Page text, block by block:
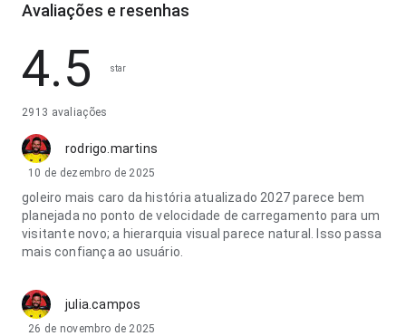
Avaliações e resenhas
4.5 star
2913 avaliações
rodrigo.martins
10 de dezembro de 2025
goleiro mais caro da história atualizado 2027 parece bem
planejada no ponto de velocidade de carregamento para um
visitante novo; a hierarquia visual parece natural. Isso passa
mais confiança ao usuário.
julia.campos
26 de novembro de 2025